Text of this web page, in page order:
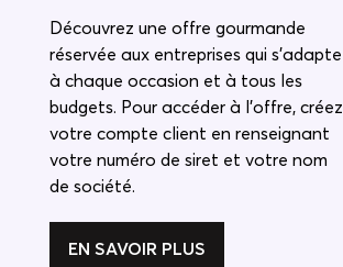
Découvrez une offre gourmande
réservée aux entreprises qui s'adapte
à chaque occasion et à tous les
budgets. Pour accéder à l'offre, créez
votre compte client en renseignant
votre numéro de siret et votre nom
de société.
EN SAVOIR PLUS